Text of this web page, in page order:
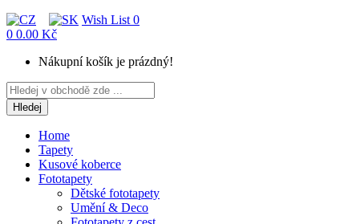
Wish List 0
0 0.00 Kč
Nákupní košík je prázdný!
Hledej
Home
Tapety
Kusové koberce
Fototapety
Dětské fototapety
Umění & Deco